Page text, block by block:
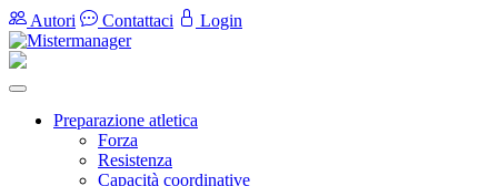
Autori Contattaci Login
Preparazione atletica
Forza
Resistenza
Capacità coordinative